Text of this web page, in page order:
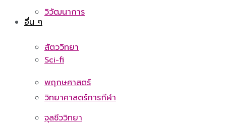
อื่น ๆ
Sci-fi
วิทยาศาสตร์การกีฬา
วิวัฒนาการ
สัตววิทยา
พฤกษศาสตร์
จุลชีววิทยา